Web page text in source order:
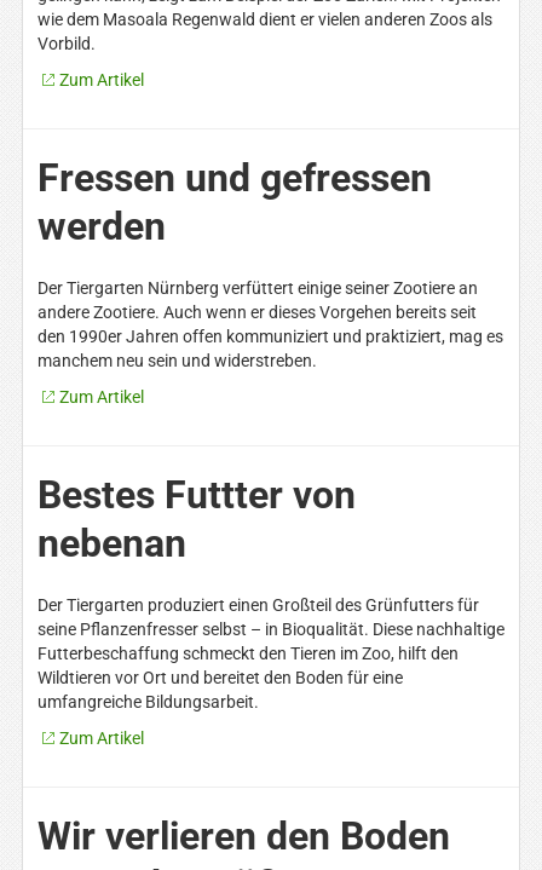
wie dem Masoala Regenwald dient er vielen anderen Zoos als
Vorbild.
Zum Artikel
Fressen und gefressen
werden
Der Tiergarten Nürnberg verfüttert einige seiner Zootiere an
andere Zootiere. Auch wenn er dieses Vorgehen bereits seit
den 1990er Jahren offen kommuniziert und praktiziert, mag es
manchem neu sein und widerstreben.
Zum Artikel
Bestes Futtter von
nebenan
Der Tiergarten produziert einen Großteil des Grünfutters für
seine Pflanzenfresser selbst – in Bioqualität. Diese nachhaltige
Futterbeschaffung schmeckt den Tieren im Zoo, hilft den
Wildtieren vor Ort und bereitet den Boden für eine
umfangreiche Bildungsarbeit.
Zum Artikel
Wir verlieren den Boden